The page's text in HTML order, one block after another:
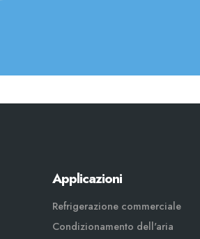
Applicazioni
Refrigerazione commerciale
Condizionamento dell'aria